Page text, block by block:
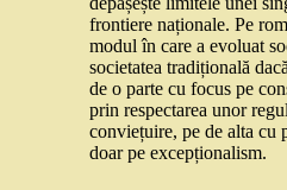
frontiere naționale. Pe
modul în care a evoluat
societatea tradițională
de o parte cu focus pe
prin respectarea unor
conviețuire, pe de alta cu
doar pe excepționalism.